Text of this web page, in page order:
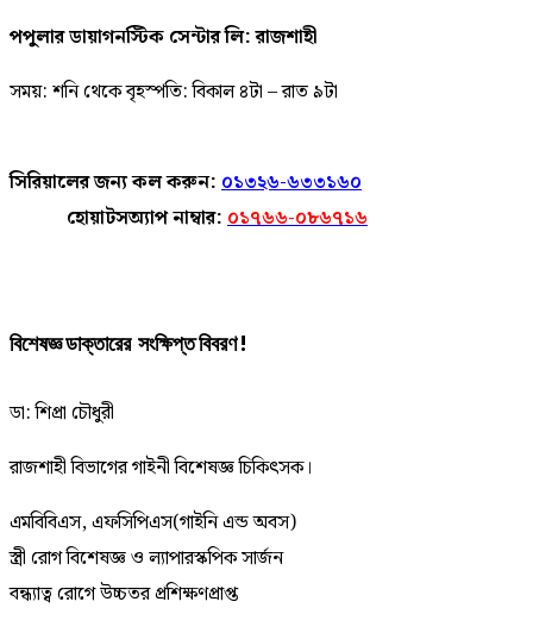
পপুলার ডায়াগনস্টিক সেন্টার লি: রাজশাহী
সময়: শনি থেকে বৃহস্পতি: বিকাল ৪টা – রাত ৯টা
সিরিয়ালের জন্য কল করুন: ০১৩২৬-৬৩৩১৬০
হোয়াটসঅ্যাপ নাম্বার: ০১৭৬৬-০৮৬৭১৬
বিশেষজ্ঞ ডাক্তারের সংক্ষিপ্ত বিবরণ !
ডা: শিপ্রা চৌধুরী
রাজশাহী বিভাগের গাইনী বিশেষজ্ঞ চিকিৎসক।
এমবিবিএস, এফসিপিএস(গাইনি এন্ড অবস)
স্ত্রী রোগ বিশেষজ্ঞ ও ল্যাপারস্কপিক সার্জন
বন্ধ্যাত্ব রোগে উচ্চতর প্রশিক্ষণপ্রাপ্ত